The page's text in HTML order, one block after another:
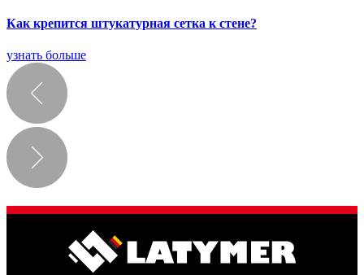
Как крепится штукатурная сетка к стене?
узнать больше